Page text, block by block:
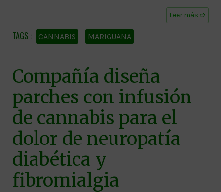
Leer más ➱
CANNABIS MARIGUANA
Compañía diseña
parches con infusión
de cannabis para el
dolor de neuropatía
diabética y
fibromialgia